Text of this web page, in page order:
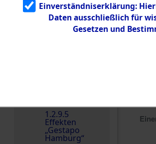
Landesentsch
ädigungsamt
1.2.9.5
Effekten
„Gestapo
Hamburg“
Einverständniserklärung:
Daten ausschließlich für
Gesetzen und